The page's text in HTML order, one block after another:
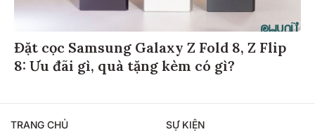
Đặt cọc Samsung Galaxy Z Fold 8, Z Flip
8: Ưu đãi gì, quà tặng kèm có gì?
TRANG CHỦ SỰ KIỆN